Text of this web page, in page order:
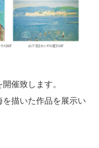
催致します。
描いた作品を展示い